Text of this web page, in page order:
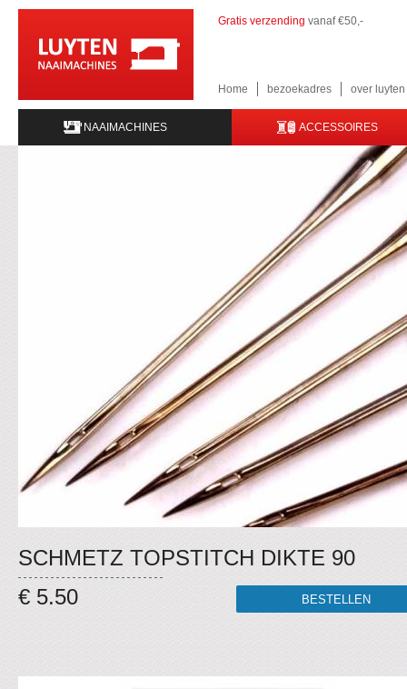
Gratis verzending vanaf €50,-
Home bezoekadres over
NAAIMACHINES ACCESSOIRES
SCHMETZ TOPSTITCH DIKTE 90
€ 5.50